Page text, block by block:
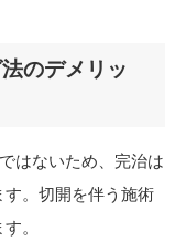
のデメリッ
はないため、完治は
。切開を伴う施術
。